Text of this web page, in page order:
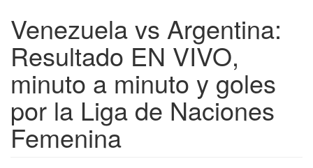
Venezuela vs Argentina:
Resultado EN VIVO,
minuto a minuto y goles
por la Liga de Naciones
Femenina